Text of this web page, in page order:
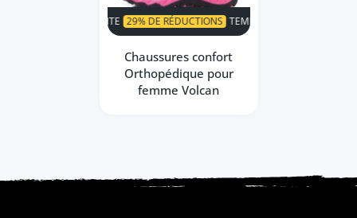
29% DE RÉDUCTIONS TEMPS LIMITÉ!
Chaussures confort
Orthopédique pour
femme Volcan